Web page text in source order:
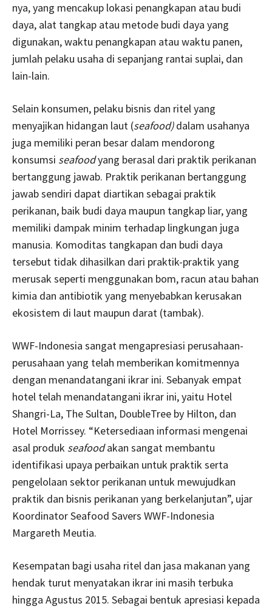
nya, yang mencakup lokasi penangkapan atau budi
daya, alat tangkap atau metode budi daya yang
digunakan, waktu penangkapan atau waktu panen,
jumlah pelaku usaha di sepanjang rantai suplai, dan
lain-lain.
Selain konsumen, pelaku bisnis dan ritel yang
menyajikan hidangan laut (seafood) dalam usahanya
juga memiliki peran besar dalam mendorong
konsumsi seafoodyang berasal dari praktik perikanan
bertanggung jawab. Praktik perikanan bertanggung
jawab sendiri dapat diartikan sebagai praktik
perikanan, baik budi daya maupun tangkap liar, yang
memiliki dampak minim terhadap lingkungan juga
manusia. Komoditas tangkapan dan budi daya
tersebut tidak dihasilkan dari praktik-praktik yang
merusak seperti menggunakan bom, racun atau bahan
kimia dan antibiotik yang menyebabkan kerusakan
ekosistem di laut maupun darat (tambak).
WWF-Indonesia sangat mengapresiasi perusahaan-
perusahaan yang telah memberikan komitmennya
dengan menandatangani ikrar ini. Sebanyak empat
hotel telah menandatangani ikrar ini, yaitu Hotel
Shangri-La, The Sultan, DoubleTree by Hilton, dan
Hotel Morrissey. “Ketersediaan informasi mengenai
asal produk seafoodakan sangat membantu
identifikasi upaya perbaikan untuk praktik serta
pengelolaan sektor perikanan untuk mewujudkan
praktik dan bisnis perikanan yang berkelanjutan”, ujar
Koordinator Seafood Savers WWF-Indonesia
Margareth Meutia.
Kesempatan bagi usaha ritel dan jasa makanan yang
hendak turut menyatakan ikrar ini masih terbuka
hingga Agustus 2015. Sebagai bentuk apresiasi kepada